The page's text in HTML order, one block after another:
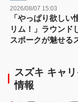
2026/08/07 15:03
「やっぱり欲しい
リム！」ラウンド
スポークが魅せる
スズキ キャ
情報